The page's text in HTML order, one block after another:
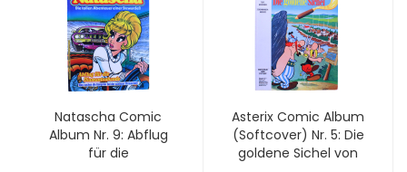
Natascha Comic
Album Nr. 9: Abflug
für die
Asterix Comic Album
(Softcover) Nr. 5: Die
goldene Sichel von